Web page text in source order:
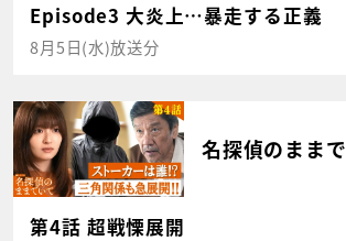
Episode3 大炎上…暴走する正義
8月5日(水)放送分
名探偵のまま
第4話 超戦慄展開